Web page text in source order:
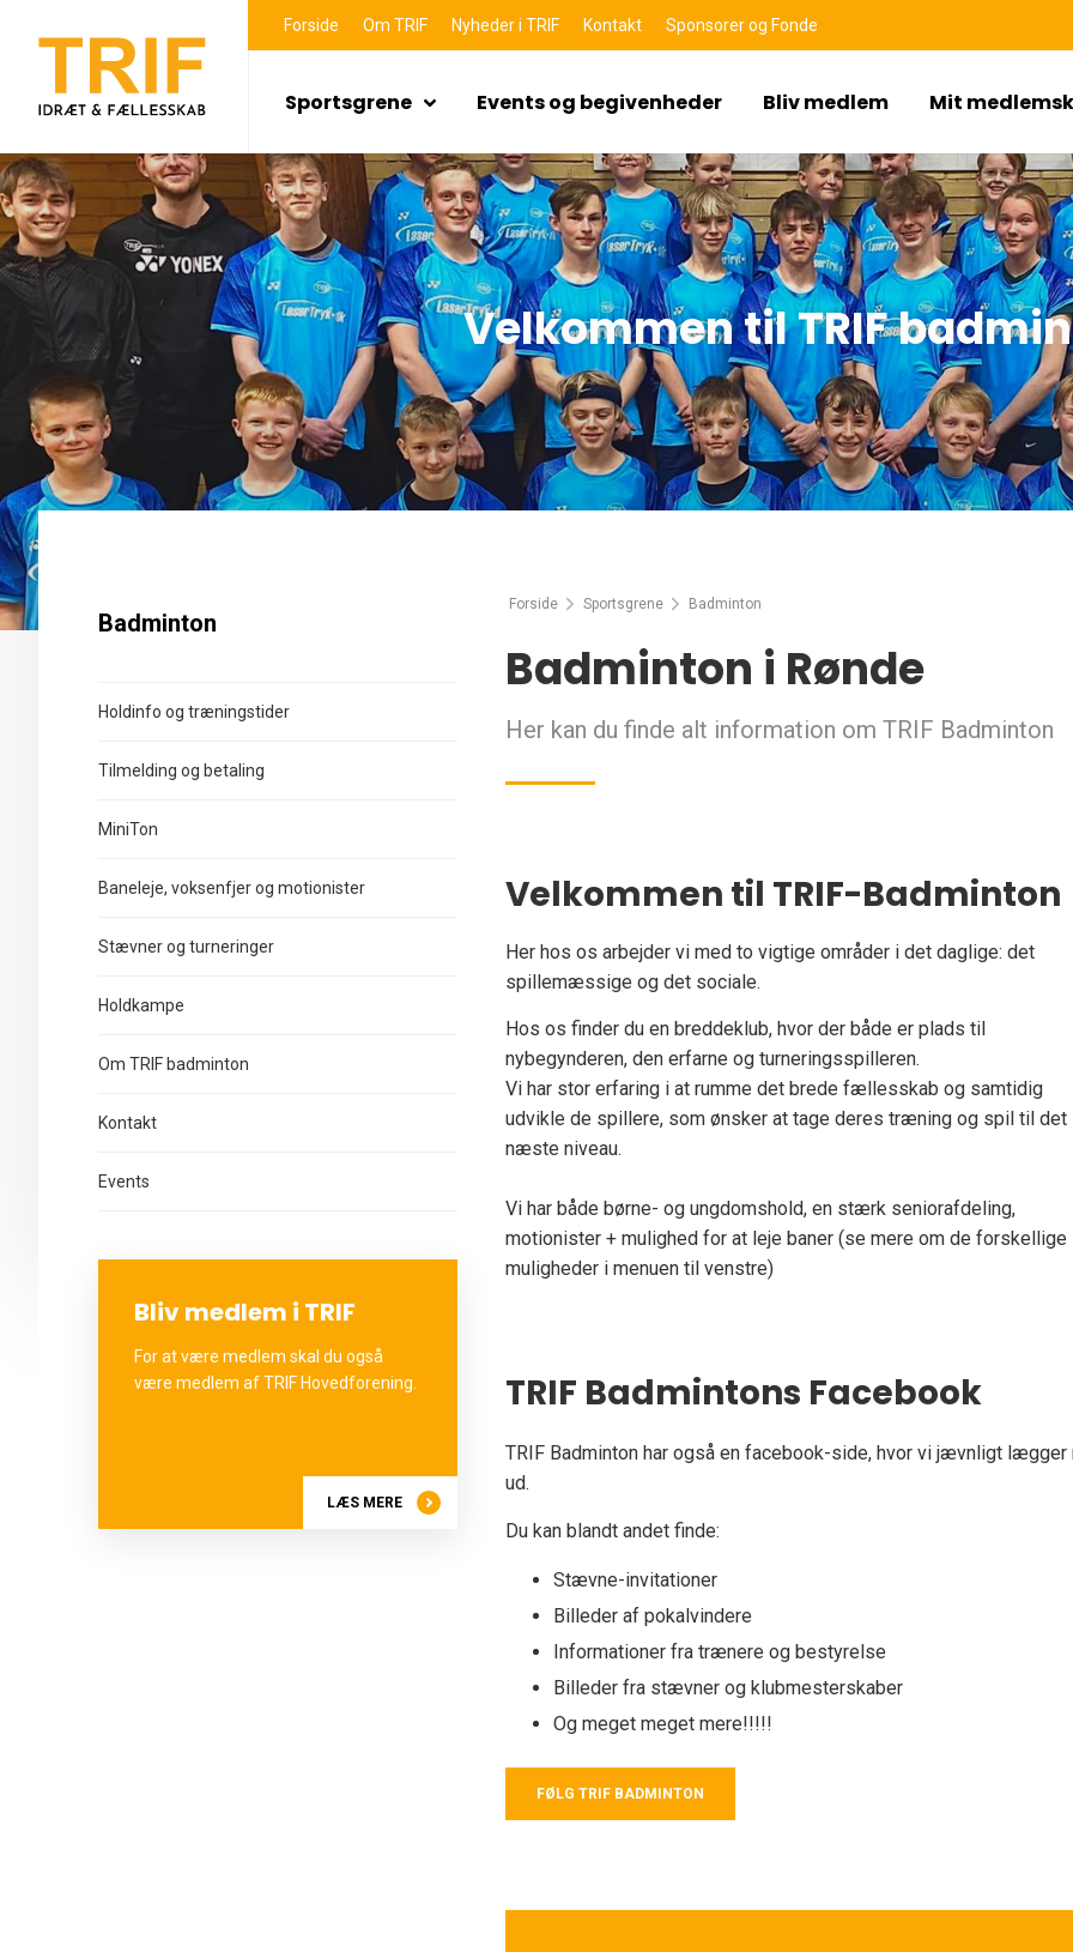
Forside Om TRIF Nyheder i TRIF Kontakt Sponsorer og Fonde
Sportsgrene Events og begivenheder Bliv medlem Mit
Velkommen til TRIF
Forside Sportsgrene Badminton
Badminton i Rønde
Her kan du finde alt information om TRIF Badminton
Velkommen til TRIF-Badminton
Her hos os arbejder vi med to vigtige områder i det daglige: det
spillemæssige og det sociale.
Hos os finder du en breddeklub, hvor der både er plads til
nybegynderen, den erfarne og turneringsspilleren.
Vi har stor erfaring i at rumme det brede fællesskab og samtidig
udvikle de spillere, som ønsker at tage deres træning og spil til det
næste niveau.
Vi har både børne- og ungdomshold, en stærk seniorafdeling,
motionister + mulighed for at leje baner (se mere om de forskellige
muligheder i menuen til venstre)
TRIF Badmintons Facebook
TRIF Badminton har også en facebook-side, hvor vi jævnligt
ud.
Du kan blandt andet finde:
Stævne-invitationer
Billeder af pokalvindere
Informationer fra trænere og bestyrelse
Billeder fra stævner og klubmesterskaber
Og meget meget mere!!!!!
FØLG TRIF BADMINTON
Badminton
Holdinfo og træningstider
Tilmelding og betaling
MiniTon
Baneleje, voksenfjer og motionister
Stævner og turneringer
Holdkampe
Om TRIF badminton
Kontakt
Events
Bliv medlem i TRIF
For at være medlem skal du også
være medlem af TRIF Hovedforening.
LÆS MERE